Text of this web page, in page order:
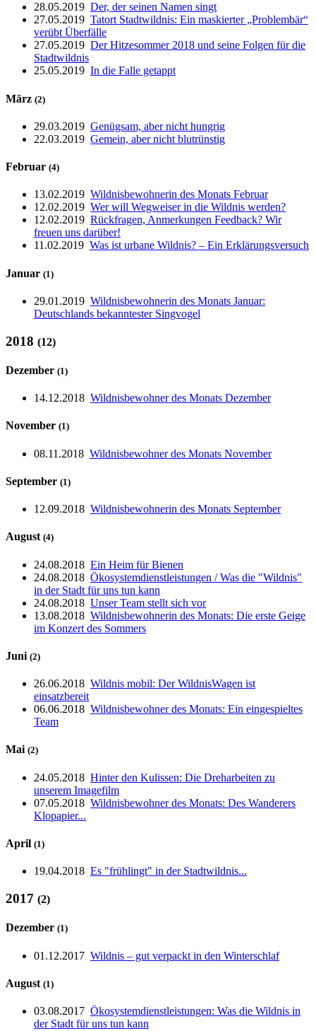
28.05.2019 Der, der seinen Namen singt
27.05.2019 Tatort Stadtwildnis: Ein maskierter „Problembär“
verübt Überfälle
27.05.2019 Der Hitzesommer 2018 und seine Folgen für die
Stadtwildnis
25.05.2019 In die Falle getappt
März (2)
29.03.2019 Genügsam, aber nicht hungrig
22.03.2019 Gemein, aber nicht blutrünstig
Februar (4)
13.02.2019 Wildnisbewohnerin des Monats Februar
12.02.2019 Wer will Wegweiser in die Wildnis werden?
12.02.2019 Rückfragen, Anmerkungen Feedback? Wir
freuen uns darüber!
11.02.2019 Was ist urbane Wildnis? – Ein Erklärungsversuch
Januar (1)
29.01.2019 Wildnisbewohnerin des Monats Januar:
Deutschlands bekanntester Singvogel
2018 (12)
Dezember (1)
14.12.2018 Wildnisbewohner des Monats Dezember
November (1)
08.11.2018 Wildnisbewohner des Monats November
September (1)
12.09.2018 Wildnisbewohnerin des Monats September
August (4)
24.08.2018 Ein Heim für Bienen
24.08.2018 Ökosystemdienstleistungen / Was die "Wildnis"
in der Stadt für uns tun kann
24.08.2018 Unser Team stellt sich vor
13.08.2018 Wildnisbewohnerin des Monats: Die erste Geige
im Konzert des Sommers
Juni (2)
26.06.2018 Wildnis mobil: Der WildnisWagen ist
einsatzbereit
06.06.2018 Wildnisbewohner des Monats: Ein eingespieltes
Team
Mai (2)
24.05.2018 Hinter den Kulissen: Die Dreharbeiten zu
unserem Imagefilm
07.05.2018 Wildnisbewohner des Monats: Des Wanderers
Klopapier...
April (1)
19.04.2018 Es "frühlingt" in der Stadtwildnis...
2017 (2)
Dezember (1)
01.12.2017 Wildnis – gut verpackt in den Winterschlaf
August (1)
03.08.2017 Ökosystemdienstleistungen: Was die Wildnis in
der Stadt für uns tun kann